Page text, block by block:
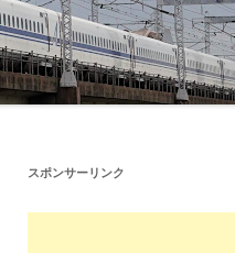
スポンサーリンク